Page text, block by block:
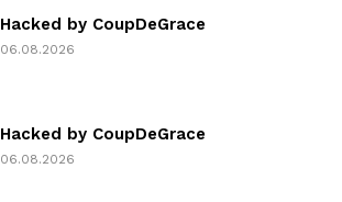
Hacked by CoupDeGrace
06.08.2026
Hacked by CoupDeGrace
06.08.2026